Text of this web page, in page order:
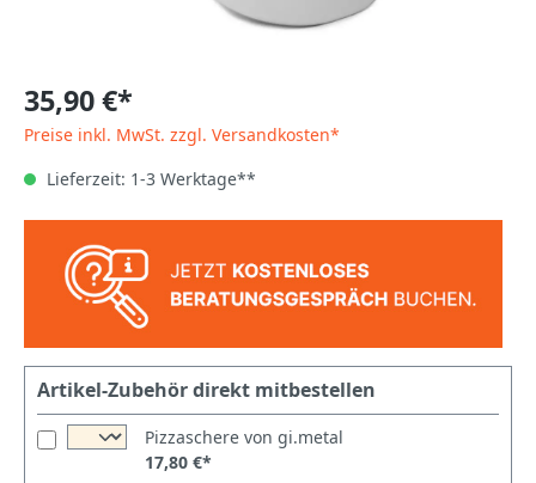
35,90 €*
Preise inkl. MwSt. zzgl. Versandkosten*
Lieferzeit: 1-3 Werktage**
Artikel-Zubehör direkt mitbestellen
Pizzaschere von gi.metal
17,80 €*